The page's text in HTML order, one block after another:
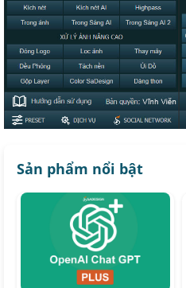
Sản phẩm nổi bật